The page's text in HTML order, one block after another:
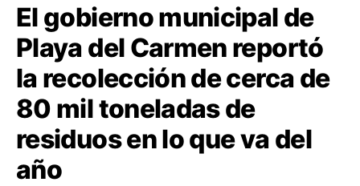
El gobierno municipal de
Playa del Carmen reportó
la recolección de cerca de
80 mil toneladas de
residuos en lo que va del
año